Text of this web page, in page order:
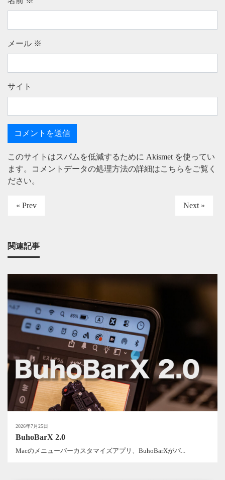
メール ※
サイト
このサイトはスパムを低減するために Akismet を使ってい
ます。
コメントデータの処理方法の詳細はこちらをご覧く
ださい。
« Prev Next »
関連記事
2026年7月25日
BuhoBarX 2.0
Macのメニューバーカスタマイズアプリ、BuhoBarXがバ...